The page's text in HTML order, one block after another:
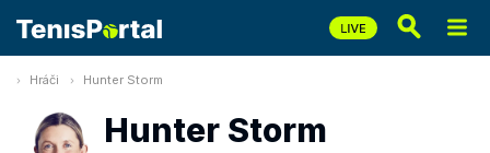
Hráči Hunter Storm
Hunter Storm